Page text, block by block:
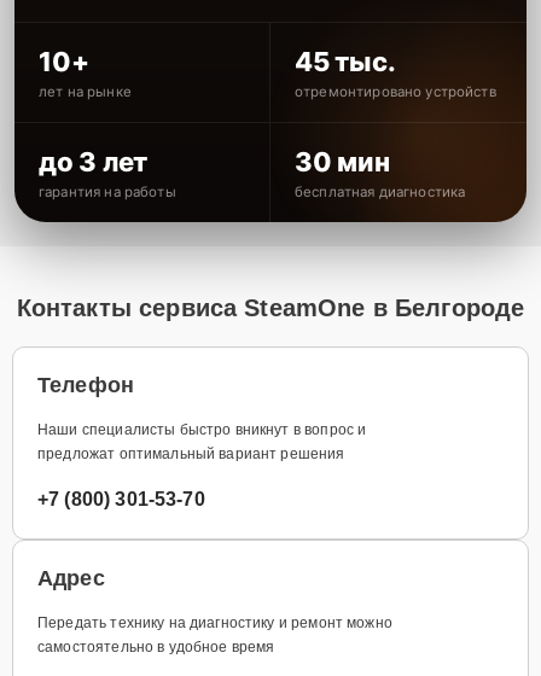
10+
лет на рынке
45 тыс.
отремонтировано устройств
до 3 лет
гарантия на работы
30 мин
бесплатная диагностика
Контакты сервиса SteamOne в Белгороде
Телефон
Наши специалисты быстро вникнут в вопрос и
предложат оптимальный вариант решения
+7 (800) 301-53-70
Адрес
Передать технику на диагностику и ремонт можно
самостоятельно в удобное время